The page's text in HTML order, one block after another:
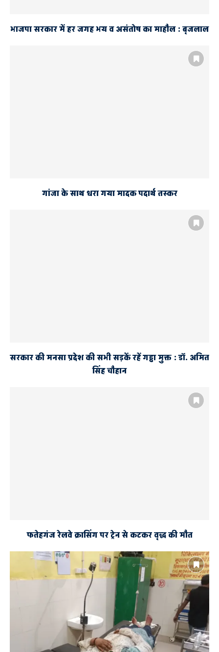
भाजपा सरकार में हर जगह भय व असंतोष का माहौल : बृजलाल
गांजा के साथ धरा गया मादक पदार्थ तस्कर
सरकार की मनसा प्रदेश की सभी सड़कें रहें गड्ढा मुक्त : डॉ. अमित
सिंह चौहान
फतेहगंज रेलवे क्रासिंग पर ट्रेन से कटकर वृद्ध की मौत